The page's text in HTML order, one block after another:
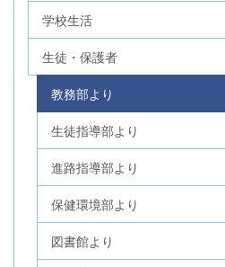
学校生活
生徒・保護者
教務部より
生徒指導部より
進路指導部より
保健環境部より
図書館より